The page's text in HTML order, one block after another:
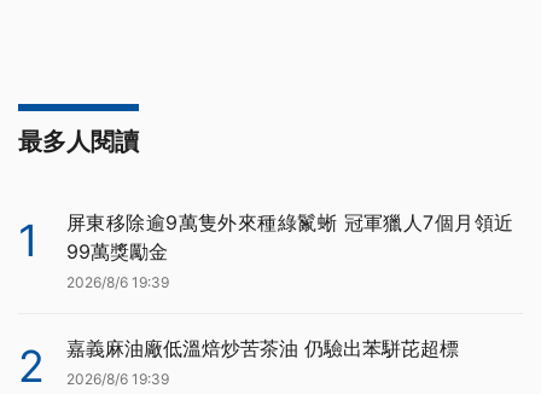
最多人閱讀
1
屏東移除逾9萬隻外來種綠鬣蜥 冠軍獵人7個月領近
99萬獎勵金
2026/8/6 19:39
2 嘉義麻油廠低溫焙炒苦茶油 仍驗出苯駢芘超標
2026/8/6 19:39